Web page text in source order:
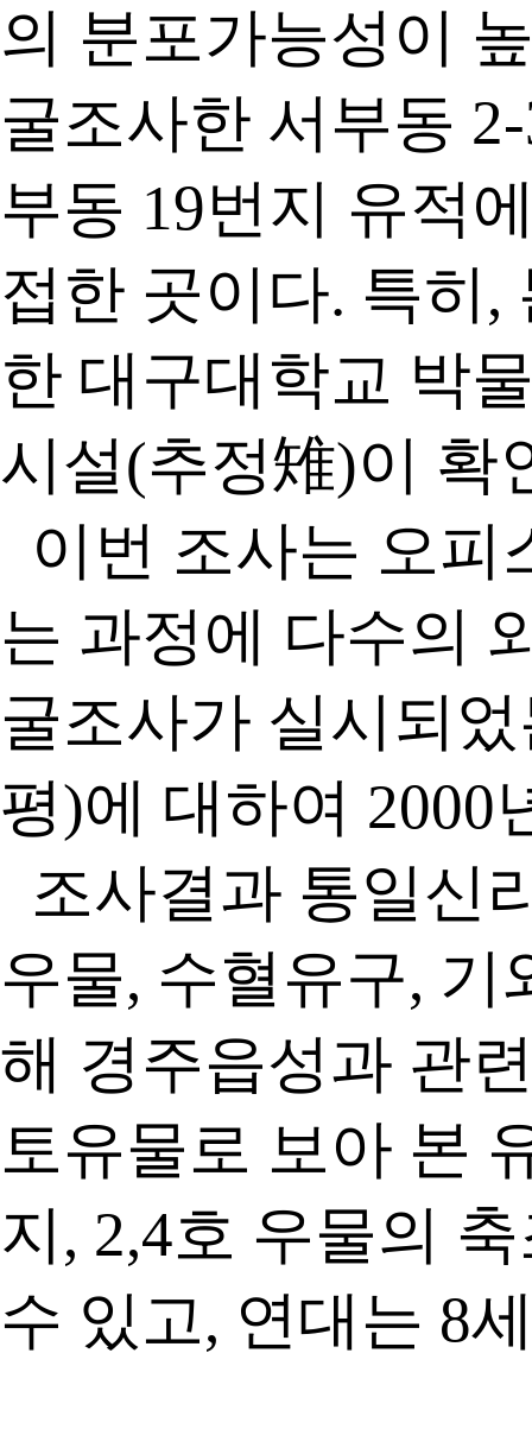
의 분포가능성이
굴조사한 서부동
부동 19번지 유적
접한 곳이다. 특히,
한 대구대학교 박
시설(추정雉)이 확
이번 조사는 오피
는 과정에 다수의
굴조사가 실시되
평)에 대하여 2000
조사결과 통일신
우물, 수혈유구,
해 경주읍성과 관
토유물로 보아 본
지, 2,4호 우물의
수 있고, 연대는 8